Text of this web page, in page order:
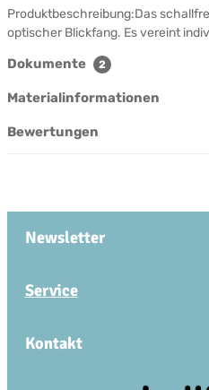
Produktbeschreibung:Das
optischer Blickfang. Es vereint
Dokumente 2
Materialinformationen
Bewertungen
Newsletter
Service
Kontakt